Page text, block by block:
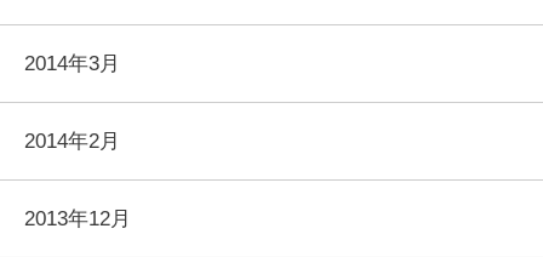
2014年3月
2014年2月
2013年12月